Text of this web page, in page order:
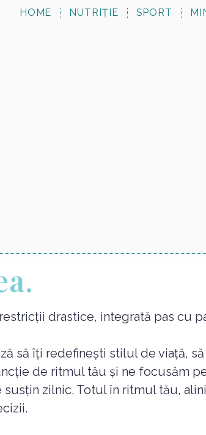
HOME NUTRIȚIE SPORT
drastice, integrată pas cu
să îți redefinești stilul de viață,
de ritmul tău și ne focusăm
zilnic. Totul în ritmul tău,